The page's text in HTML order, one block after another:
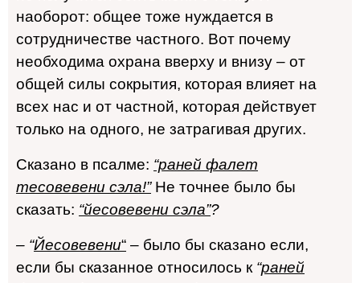
наоборот: общее тоже нуждается в
сотрудничестве частного. Вот почему
необходима охрана вверху и внизу – от
общей силы сокрытия, которая влияет на
всех нас и от частной, которая действует
только на одного, не затрагивая других.
Сказано в псалме: “раней фалет
тесовевени сэла!”Не точнее было бы
сказать: “йесовевени сэла”?
– “Йесовевени“ – было бы сказано если,
если бы сказанное относилось к “раней